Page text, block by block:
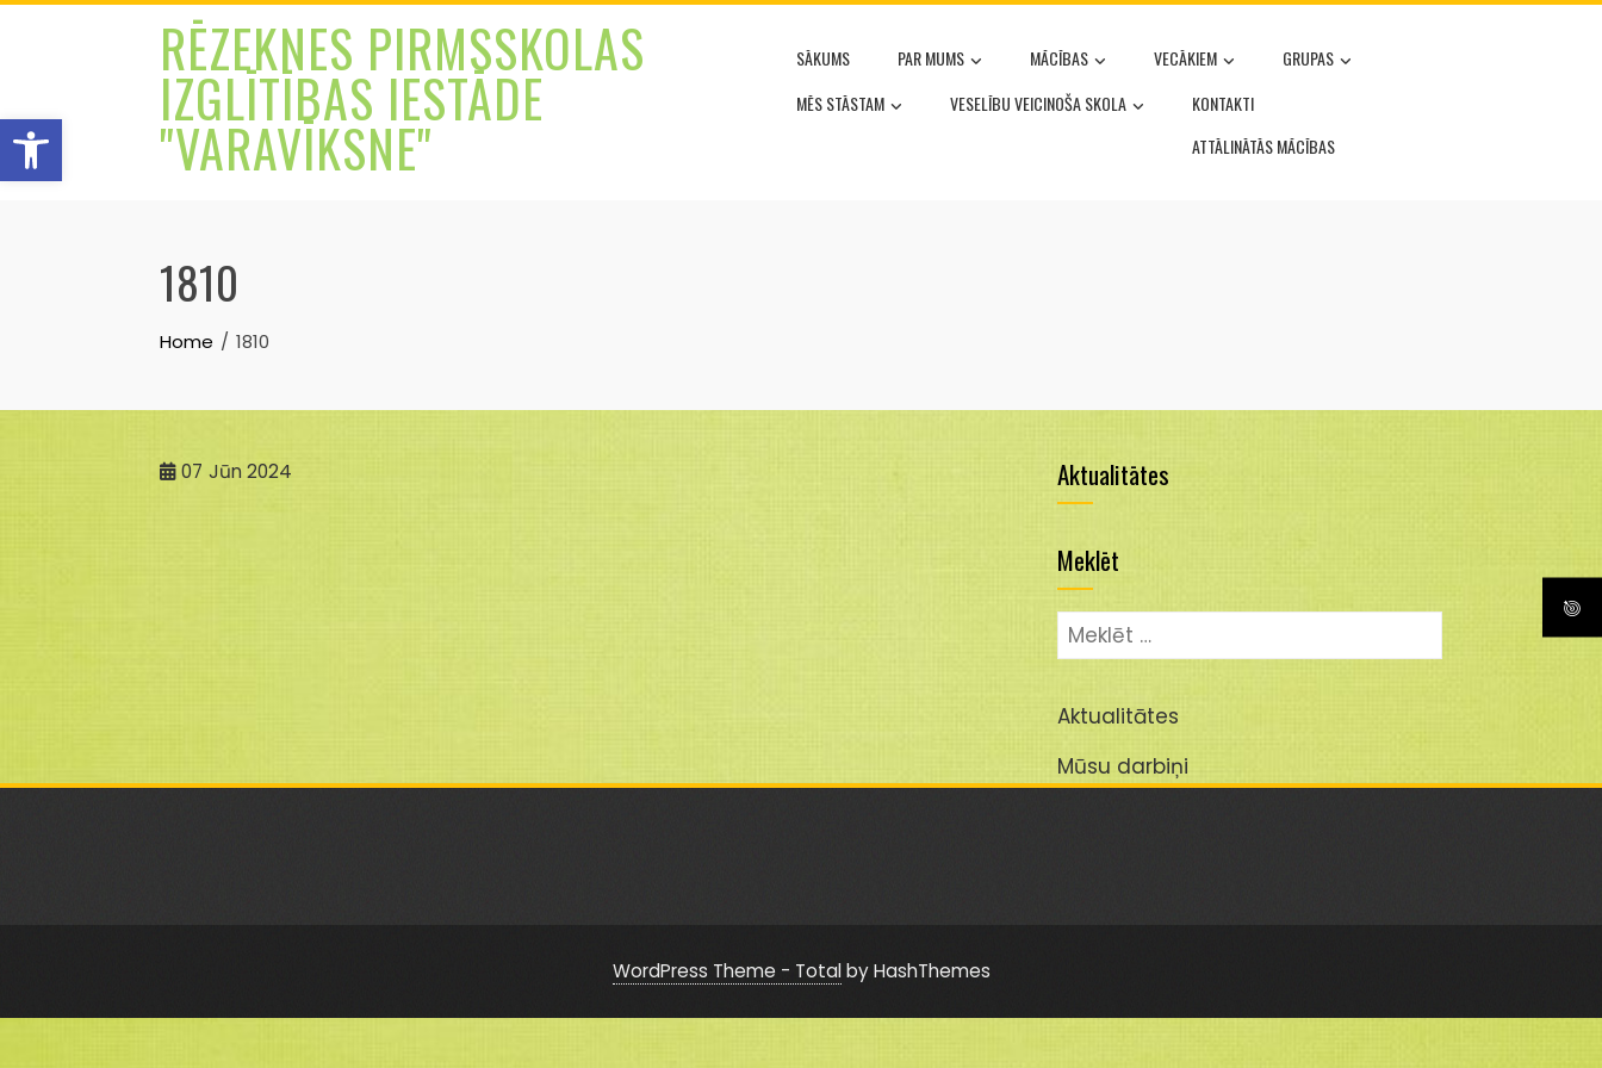
Open toolbar
Skip
RĒZEKNES PIRMSSKOLAS
IZGLĪTĪBAS IESTĀDE
"VARAVĪKSNE"
SĀKUMS PAR MUMS MĀCĪBAS VECĀKIEM
GRUPAS
MĒS STĀSTAM
VESELĪBU VEICINOŠA SKOLA
KONTAKTI
ATTĀLINĀTĀS MĀCĪBAS
1810
Home 1810
07 Jūn 2024 Aktualitātes
Meklēt
Meklēt:
Aktualitātes
Mūsu darbiņi
WordPress Theme - Totalby HashThemes